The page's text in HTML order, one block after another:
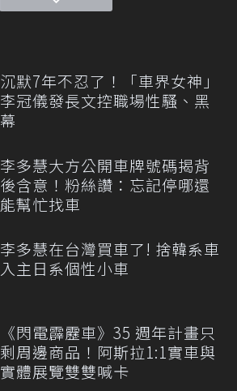
沉默7年不忍了！「車界女神」
李冠儀發長文控職場性騷、黑
幕
李多慧大方公開車牌號碼揭背
後含意！粉絲讚：忘記停哪還
能幫忙找車
李多慧在台灣買車了! 捨韓系車
入主日系個性小車
《閃電霹靂車》35 週年計畫只
剩周邊商品！阿斯拉1:1實車與
實體展覽雙雙喊卡